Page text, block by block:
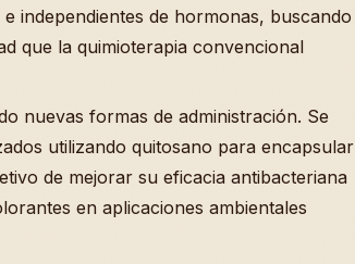
independientes de hormonas, buscando
que la quimioterapia convencional
nuevas formas de administración. Se
utilizando quitosano para encapsular
de mejorar su eficacia antibacteriana
en aplicaciones ambientales